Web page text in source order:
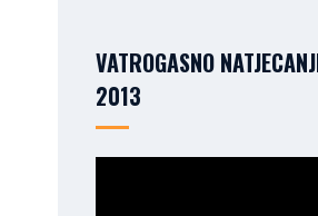
VATROGASNO
2013